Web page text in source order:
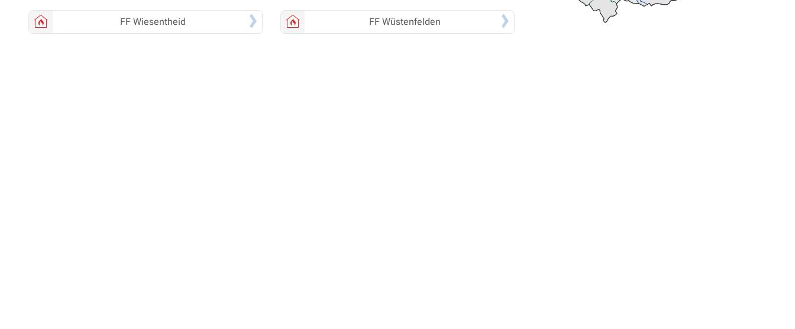
FF Wiesentheid FF Wüstenfelden